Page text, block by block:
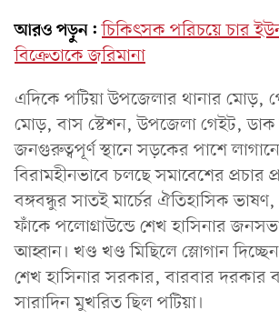
আরও পড়ুন: চিকিৎসক পরিচয়ে চার
বিক্রেতাকে জরিমানা
এদিকে পটিয়া উপজেলার থানার মোড়,
মোড়, বাস স্টেশন, উপজেলা গেইট,
জনগুরুত্বপূর্ণ স্থানে সড়কের পাশে
বিরামহীনভাবে চলছে সমাবেশের প্রচার
বঙ্গবন্ধুর সাতই মার্চের ঐতিহাসিক
ফাঁকে পলোগ্রাউন্ডে শেখ হাসিনার
আহ্বান। খণ্ড খণ্ড মিছিলে স্লোগান
শেখ হাসিনার সরকার, বারবার দরকার
সারাদিন মুখরিত ছিল পটিয়া।